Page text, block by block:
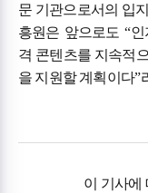
문 기관으로서의 입
흥원은 앞으로도 “인
격 콘텐츠를 지속적
을 지원할 계획이다”
이 기사에